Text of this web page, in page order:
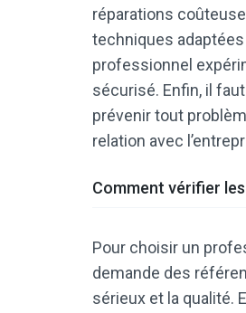
réparations
techniques adaptées
professionnel
sécurisé. Enfin, il
prévenir tout
relation avec
Comment vérifier
Pour choisir un
demande des
sérieux et la qualité.